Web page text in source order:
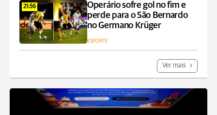
21:56
Operário sofre gol no fim e
perde para o São Bernardo
no Germano Krüger
ESPORTE
Ver mais